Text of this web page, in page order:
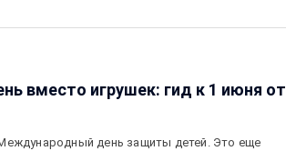
вместо игрушек: гид к 1 июня от
день защиты детей. Это еще